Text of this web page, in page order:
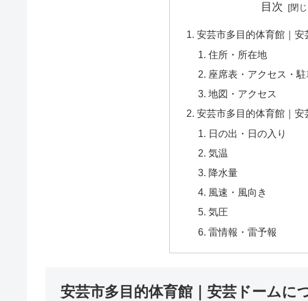
目次
安芸市多目的体育館｜安
住所・所在地
座席表・アクセス・
地図・アクセス
安芸市多目的体育館｜安
日の出・日の入り
気温
降水量
風速・風向き
気圧
雷情報・雷予報
安芸市多目的体育館｜安芸ドームに